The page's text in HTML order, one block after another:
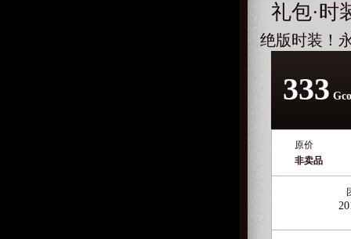
礼包·时
绝版时装！
333
原价
非卖品